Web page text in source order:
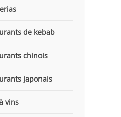
de kebab
chinois
japonais
vins